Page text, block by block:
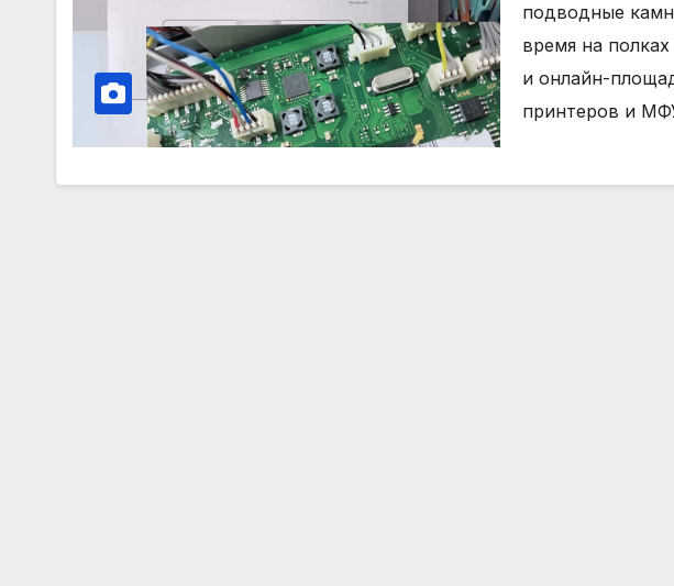
подводные
время на
и онлайн-
принтеров и